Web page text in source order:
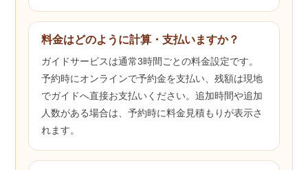
料金はどのように計算・支払いますか？
ガイドサービスは通常3時間ごとの料金設定です。
予約時にオンラインで予約金を支払い、残額は現地
でガイドへ直接お支払いください。追加時間や追加
人数がある場合は、予約時に料金見積もりが表示さ
れます。